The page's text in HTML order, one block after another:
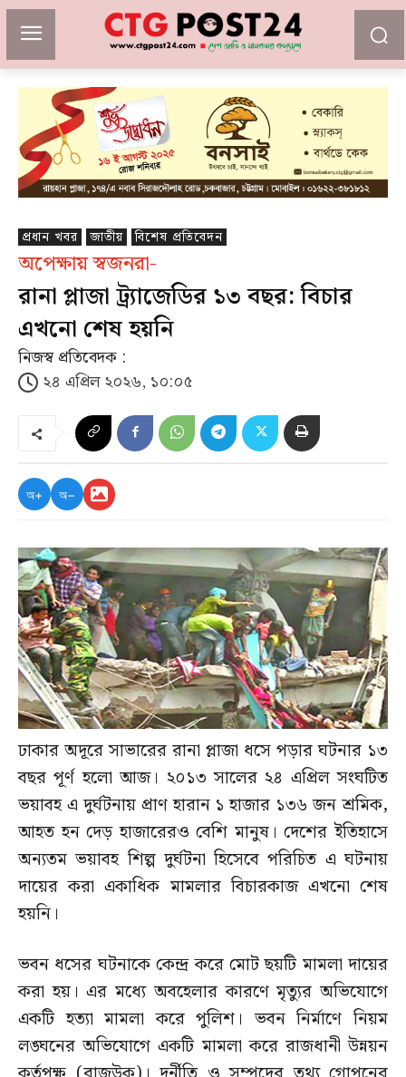
প্রধান খবর জাতীয় বিশেষ প্রতিবেদন
অপেক্ষায় স্বজনরা-
রানা প্লাজা ট্র্যাজেডির ১৩ বছর: বিচার
এখনো শেষ হয়নি
নিজস্ব প্রতিবেদক :
২৪ এপ্রিল ২০২৬, ১০:০৫
অ+ অ−
ঢাকার অদূরে সাভারের রানা প্লাজা ধসে পড়ার ঘটনার ১৩
বছর পূর্ণ হলো আজ। ২০১৩ সালের ২৪ এপ্রিল সংঘটিত
ভয়াবহ এ দুর্ঘটনায় প্রাণ হারান ১ হাজার ১৩৬ জন শ্রমিক,
আহত হন দেড় হাজারেরও বেশি মানুষ। দেশের ইতিহাসে
অন্যতম ভয়াবহ শিল্প দুর্ঘটনা হিসেবে পরিচিত এ ঘটনায়
দায়ের করা একাধিক মামলার বিচারকাজ এখনো শেষ
হয়নি।
ভবন ধসের ঘটনাকে কেন্দ্র করে মোট ছয়টি মামলা দায়ের
করা হয়। এর মধ্যে অবহেলার কারণে মৃত্যুর অভিযোগে
একটি হত্যা মামলা করে পুলিশ। ভবন নির্মাণে নিয়ম
লঙ্ঘনের অভিযোগে একটি মামলা করে রাজধানী উন্নয়ন